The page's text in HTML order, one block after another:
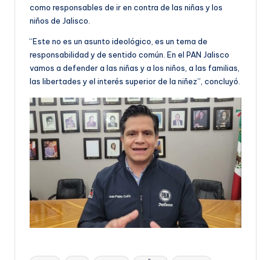
como responsables de ir en contra de las niñas y los
niños de Jalisco.
“Este no es un asunto ideológico, es un tema de
responsabilidad y de sentido común. En el PAN Jalisco
vamos a defender a las niñas y a los niños, a las familias,
las libertades y el interés superior de la niñez”, concluyó.